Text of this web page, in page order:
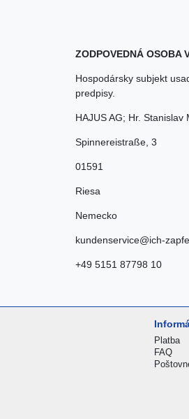
ZODPOVEDNÁ OSOBA
Hospodársky subjekt
predpisy.
HAJUS AG; Hr. Stanislav
Spinnereistraße 3
01591
Riesa
Nemecko
kundenservice@ich-
+49 5151 87798 10
Platba
FAQ